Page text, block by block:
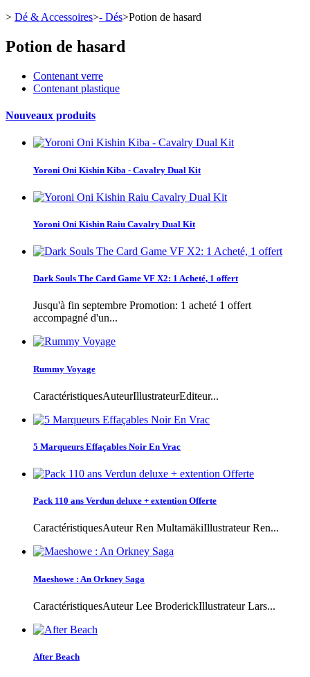
> Dé & Accessoires>- Dés>Potion de hasard
Potion de hasard
Contenant verre
Contenant plastique
Nouveaux produits
Yoroni Oni Kishin Kiba - Cavalry Dual Kit
Yoroni Oni Kishin Raiu Cavalry Dual Kit
Dark Souls The Card Game VF X2: 1 Acheté, 1 offert
Jusqu'à fin septembre Promotion: 1 acheté 1 offert
accompagné d'un...
Rummy Voyage
CaractéristiquesAuteurIllustrateurEditeur...
5 Marqueurs Effaçables Noir En Vrac
Pack 110 ans Verdun deluxe + extention Offerte
CaractéristiquesAuteur Ren MultamäkiIllustrateur Ren...
Maeshowe : An Orkney Saga
CaractéristiquesAuteur Lee BroderickIllustrateur Lars...
After Beach